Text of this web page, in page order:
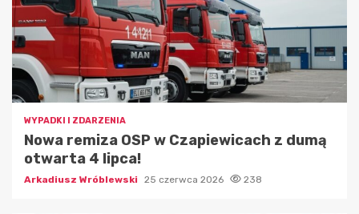
WYPADKI I ZDARZENIA
Nowa remiza OSP w Czapiewicach z dumą
otwarta 4 lipca!
Arkadiusz Wróblewski 25 czerwca 2026 238